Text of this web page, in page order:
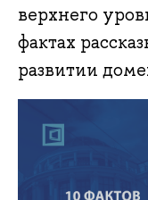
верхнего
фактах
развитии